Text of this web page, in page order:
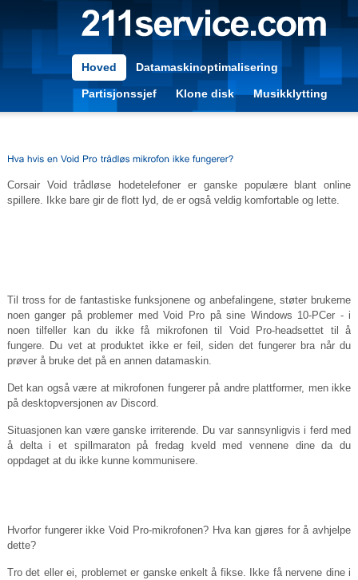
Hoved Datamaskinoptimalisering
Partisjonssjef Klone disk Musikklytting
Corsair Void trådløse hodetelefoner er ganske populære blant online
spillere. Ikke bare gir de flott lyd, de er også veldig komfortable og lette.
Til tross for de fantastiske funksjonene og anbefalingene, støter brukerne
noen ganger på problemer med Void Pro på sine Windows 10-PCer - i
noen tilfeller kan du ikke få mikrofonen til Void Pro-headsettet til å
fungere. Du vet at produktet ikke er feil, siden det fungerer bra når du
prøver å bruke det på en annen datamaskin.
Det kan også være at mikrofonen fungerer på andre plattformer, men ikke
på desktopversjonen av Discord.
Situasjonen kan være ganske irriterende. Du var sannsynligvis i ferd med
å delta i et spillmaraton på fredag ​​kveld med vennene dine da du
oppdaget at du ikke kunne kommunisere.
Hvorfor fungerer ikke Void Pro-mikrofonen? Hva kan gjøres for å avhjelpe
dette?
Tro det eller ei, problemet er ganske enkelt å fikse. Ikke få nervene dine i